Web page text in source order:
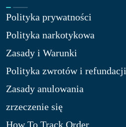
Polityka prywatności
Polityka narkotykowa
Zasady i Warunki
Polityka zwrotów i refundacji
Zasady anulowania
zrzeczenie się
How To Track Order